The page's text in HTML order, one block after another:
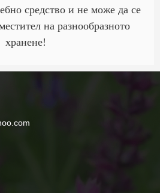
средство и не може да се
на разнообразното
хранене!